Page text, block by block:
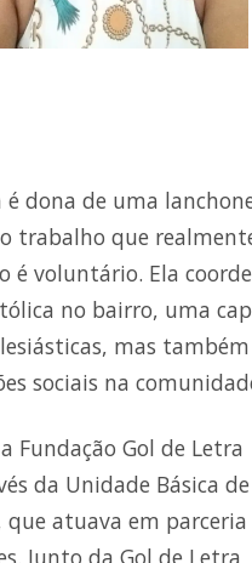
é dona de uma
trabalho que
é voluntário. Ela
no bairro, uma
mas
sociais na
Fundação Gol de Letra
da Unidade Básica
que atuava em parceria
Junto da Gol de Letra,